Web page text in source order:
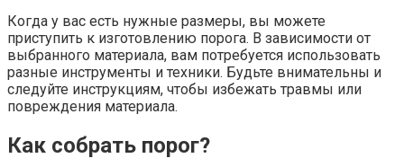
Когда у вас есть нужные размеры, вы можете
приступить к изготовлению порога. В зависимости от
выбранного материала, вам потребуется использовать
разные инструменты и техники. Будьте внимательны и
следуйте инструкциям, чтобы избежать травмы или
повреждения материала.
Как собрать порог?